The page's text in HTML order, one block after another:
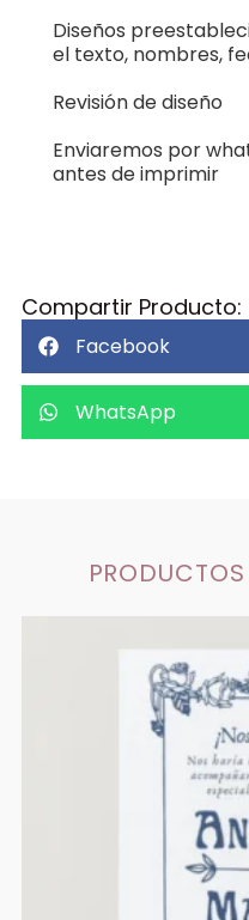
Diseños
el texto, nombres,
Revisión de diseño
Enviaremos por
antes de imprimir
Compartir Producto:
Facebook
WhatsApp